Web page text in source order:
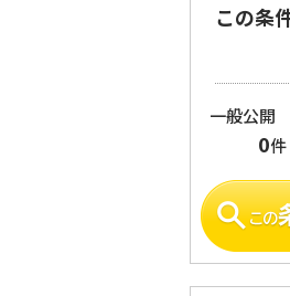
この条
一般公開
0件